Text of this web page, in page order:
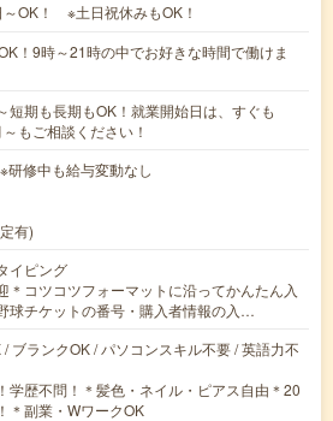
OK！ ※土日祝休みもOK！
！9時～21時の中でお好きな時間で働けま
短期も長期もOK！就業開始日は、すぐも
もご相談ください！
修中も給与変動なし
有)
イピング
＊コツコツフォーマットに沿ってかんたん入
球チケットの番号・購入者情報の入…
ブランクOK / パソコンスキル不要 / 英語力不
学歴不問！＊髪色・ネイル・ピアス自由＊20
＊副業・WワークOK